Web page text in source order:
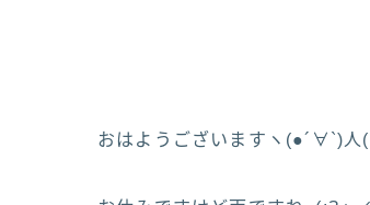
おはようございますヽ(●´∀`)